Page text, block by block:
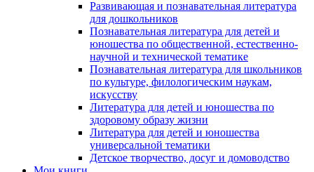
Развивающая и познавательная литература
для дошкольников
Познавательная литература для детей и
юношества по общественной, естественно-
научной и технической тематике
Познавательная литература для школьников
по культуре, филологическим наукам,
искусству
Литература для детей и юношества по
здоровому образу жизни
Литература для детей и юношества
универсальной тематики
Детское творчество, досуг и домоводство